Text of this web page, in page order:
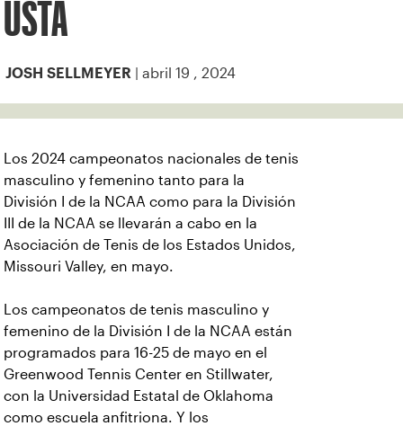
USTA
JOSH SELLMEYER | abril 19 , 2024
Los 2024 campeonatos nacionales de tenis
masculino y femenino tanto para la
División I de la NCAA como para la División
III de la NCAA se llevarán a cabo en la
Asociación de Tenis de los Estados Unidos,
Missouri Valley, en mayo.
Los campeonatos de tenis masculino y
femenino de la División I de la NCAA están
programados para 16-25 de mayo en el
Greenwood Tennis Center en Stillwater,
con la Universidad Estatal de Oklahoma
como escuela anfitriona. Y los